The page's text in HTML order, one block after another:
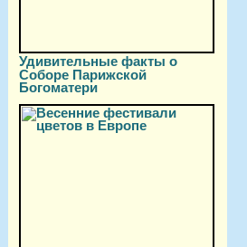
Удивительные факты о
Соборе Парижской
Богоматери